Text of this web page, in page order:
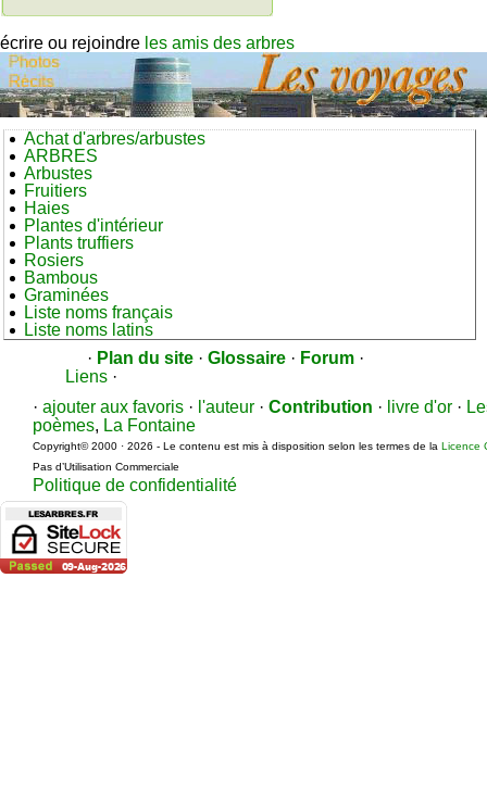
écrire ou rejoindre les amis des arbres
Achat d'arbres/arbustes
ARBRES
Arbustes
Fruitiers
Haies
Plantes d'intérieur
Plants truffiers
Rosiers
Bambous
Graminées
Liste noms français
Liste noms latins
· Plan du site · Glossaire · Forum ·
Liens ·
· ajouter aux favoris · l'auteur · Contribution · livre d'or ·
poèmes, La Fontaine
Copyright© 2000 · 2026 - Le contenu est mis à disposition selon les termes de la Licence
Pas d’Utilisation Commerciale
Politique de confidentialité